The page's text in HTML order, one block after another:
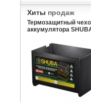
Хиты продаж
Термозащитный
аккумулятора